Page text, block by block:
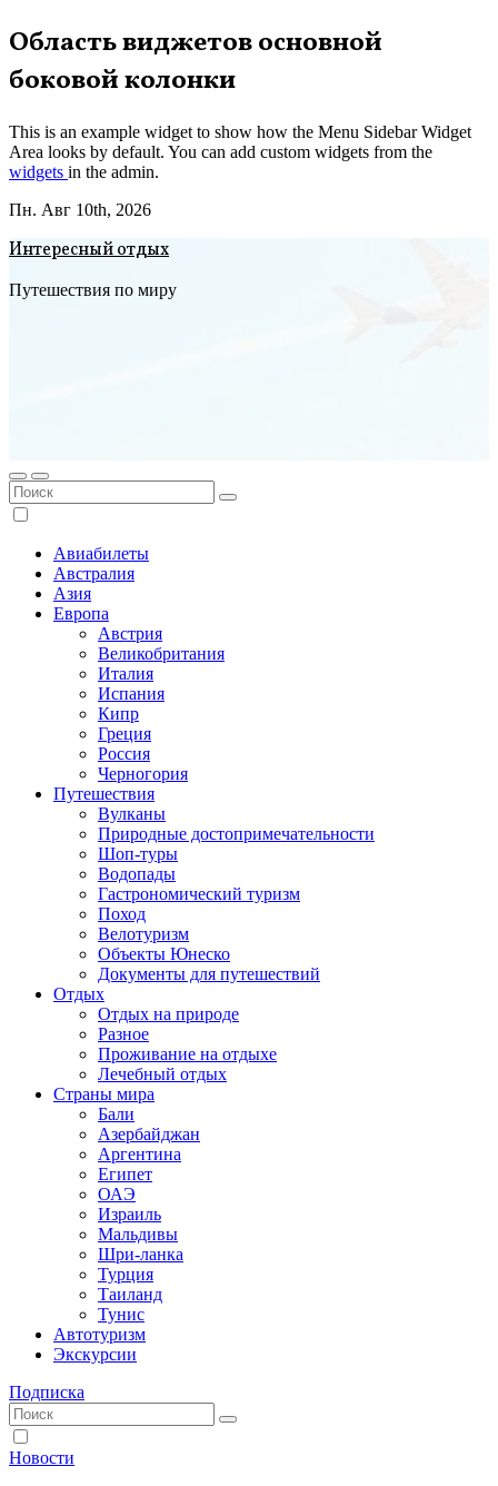
Перейти
к
содержимому
Область виджетов основной
боковой колонки
This is an example widget to show how the Menu Sidebar Widget
Area looks by default. You can add custom widgets from the
widgets in the admin.
Пн. Авг 10th, 2026
Интересный отдых
Путешествия по миру
Авиабилеты
Австралия
Азия
Европа
Австрия
Великобритания
Италия
Испания
Кипр
Греция
Россия
Черногория
Путешествия
Вулканы
Природные достопримечательности
Шоп-туры
Водопады
Гастрономический туризм
Поход
Велотуризм
Объекты Юнеско
Документы для путешествий
Отдых
Отдых на природе
Разное
Проживание на отдыхе
Лечебный отдых
Страны мира
Бали
Азербайджан
Аргентина
Египет
ОАЭ
Израиль
Мальдивы
Шри-ланка
Турция
Таиланд
Тунис
Автотуризм
Экскурсии
Подписка
Новости